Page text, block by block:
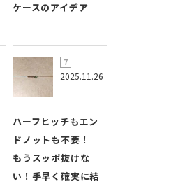
ケースのアイデア
2025.11.26
ハーフヒッチもエン
ドノットも不要！
もうスッポ抜けな
い！手早く確実に結